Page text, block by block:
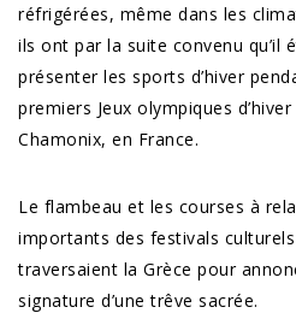
réfrigérées, même dans les
ils ont par la suite convenu qu’il
présenter les sports d’hiver
premiers Jeux olympiques
Chamonix, en France.
Le flambeau et les courses à
importants des festivals
traversaient la Grèce pour
signature d’une trêve sacrée.